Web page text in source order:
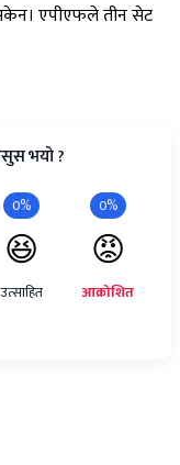
एपीएफले तीन सेट
भयो ?
0%
😆
उत्साहित
0%
😡
आक्रोशित